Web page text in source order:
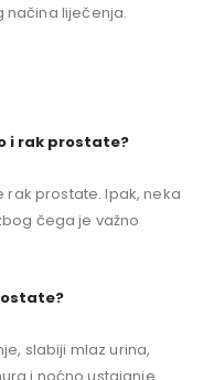
liječenja.
i rak prostate?
rak prostate. Ipak, neka
čega je važno
slabiji mlaz urina,
i noćno ustajanje